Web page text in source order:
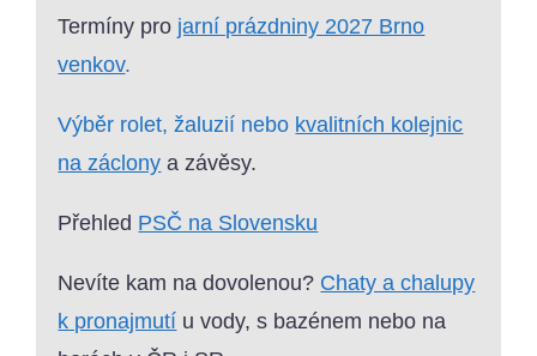
Termíny pro jarní prázdniny 2027 Brno
venkov.
Výběr rolet, žaluzií nebo kvalitních kolejnic
na záclony a závěsy.
Přehled PSČ na Slovensku
Nevíte kam na dovolenou? Chaty a chalupy
k pronajmutí u vody, s bazénem nebo na